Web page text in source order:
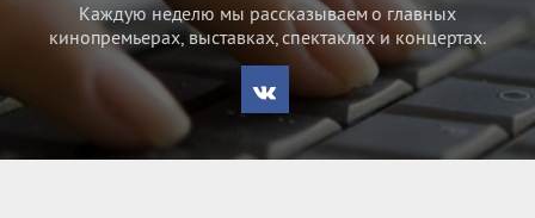
Каждую неделю мы рассказываем о главных
кинопремьерах, выставках, спектаклях и концертах.